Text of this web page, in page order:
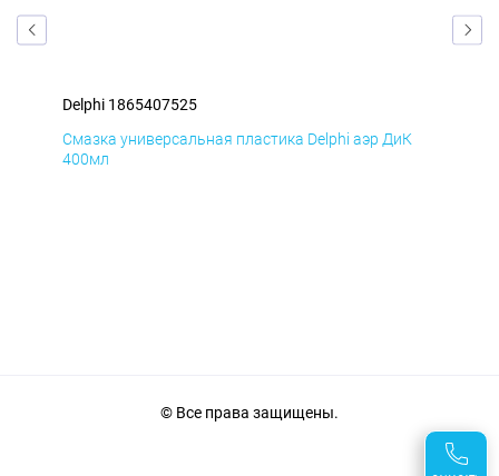
Delphi 1865407525
Смазка универсальная пластика Delphi аэр ДиК
400мл
© Все права защищены.